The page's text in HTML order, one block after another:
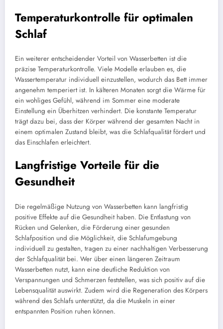
Temperaturkontrolle für optimalen
Schlaf
Ein weiterer entscheidender Vorteil von Wasserbetten ist die
präzise Temperaturkontrolle. Viele Modelle erlauben es, die
Wassertemperatur individuell einzustellen, wodurch das Bett immer
angenehm temperiert ist. In kälteren Monaten sorgt die Wärme für
ein wohliges Gefühl, während im Sommer eine moderate
Einstellung ein Überhitzen verhindert. Die konstante Temperatur
trägt dazu bei, dass der Körper während der gesamten Nacht in
einem optimalen Zustand bleibt, was die Schlafqualität fördert und
das Einschlafen erleichtert.
Langfristige Vorteile für die
Gesundheit
Die regelmäßige Nutzung von Wasserbetten kann langfristig
positive Effekte auf die Gesundheit haben. Die Entlastung von
Rücken und Gelenken, die Förderung einer gesunden
Schlafposition und die Möglichkeit, die Schlafumgebung
individuell zu gestalten, tragen zu einer nachhaltigen Verbesserung
der Schlafqualität bei. Wer über einen längeren Zeitraum
Wasserbetten nutzt, kann eine deutliche Reduktion von
Verspannungen und Schmerzen feststellen, was sich positiv auf die
Lebensqualität auswirkt. Zudem wird die Regeneration des Körpers
während des Schlafs unterstützt, da die Muskeln in einer
entspannten Position ruhen können.